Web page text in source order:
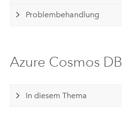
Problembehandlung
Azure Cosmos DB
In diesem Thema